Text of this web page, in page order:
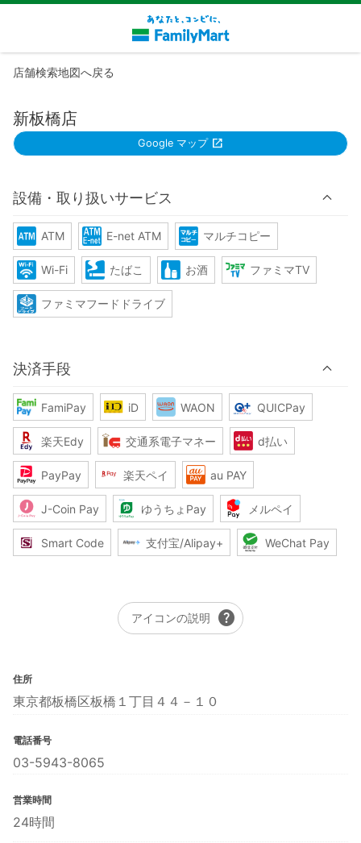
店舗検索地図へ戻る
新板橋店
Google マップ
設備・取り扱いサービス
ATM E-net ATM マルチコピー
Wi-Fi たばこ お酒 ファミマTV
ファミマフードドライブ
決済手段
FamiPay iD WAON QUICPay
楽天Edy 交通系電子マネー d払い
PayPay 楽天ペイ au PAY
J-Coin Pay ゆうちょPay メルペイ
Smart Code 支付宝/Alipay+ WeChat Pay
アイコンの説明 help
住所
東京都板橋区板橋１丁目４４－１０
電話番号
03-5943-8065
営業時間
24時間